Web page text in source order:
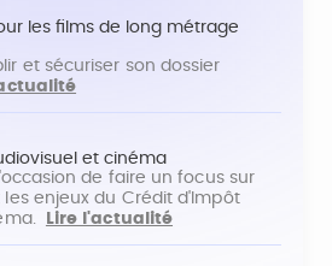
les films de long métrage
et sécuriser son dossier
et cinéma
de faire un focus sur
les enjeux du Crédit d'Impôt
Lire l'actualité